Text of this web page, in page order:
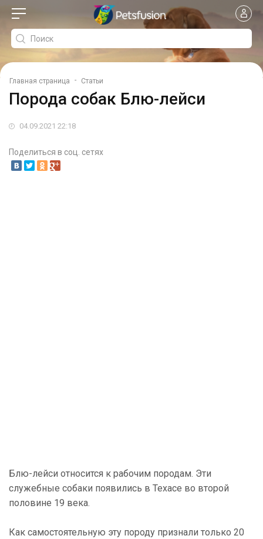
Главная страница - Статьи
Порода собак Блю-лейси
04.09.2021 22:18
Поделиться в соц. сетях
Блю-лейси относится к рабочим породам. Эти
служебные собаки появились в Техасе во второй
половине 19 века.
Как самостоятельную эту породу признали только 20